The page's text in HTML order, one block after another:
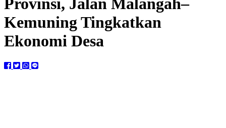
Provinsi, Jalan Malangah–
Kemuning Tingkatkan
Ekonomi Desa